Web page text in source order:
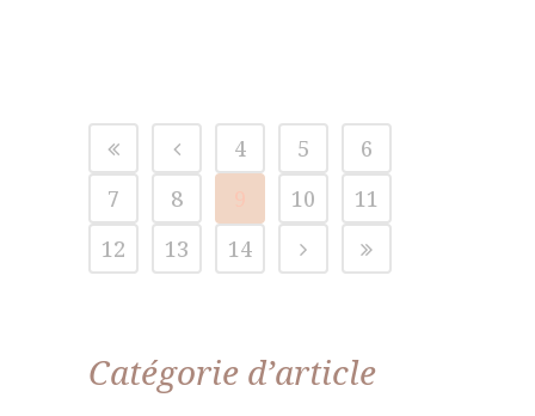
4 5
6
7
8 10
11
12
13 14
Catégorie d’article